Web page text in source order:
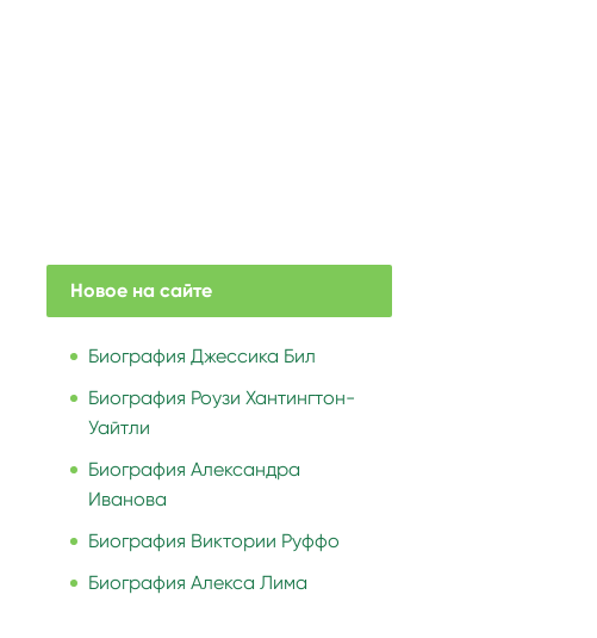
Новое на сайте
Биография Джессика Бил
Биография Роузи Хантингтон-
Уайтли
Биография Александра
Иванова
Биография Виктории Руффо
Биография Алекса Лима